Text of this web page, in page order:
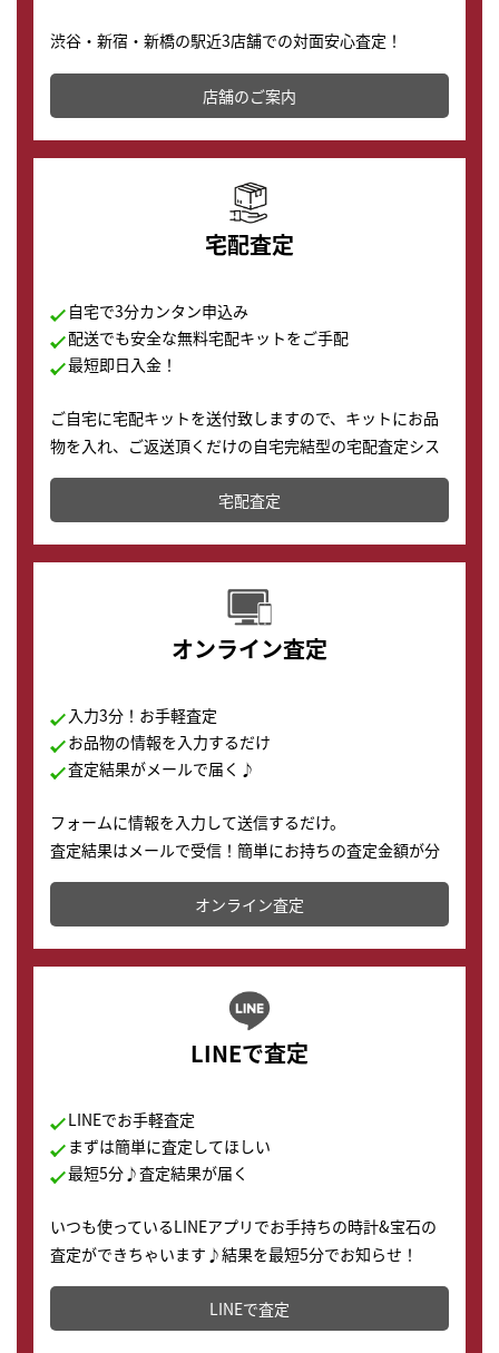
渋谷・新宿・新橋の駅近3店舗での対面安心査定！
その場で現金買取致します。渋谷本店では、時計販売の
店舗を併設しており、下取りに出してお得に新しい時計
の購入もできます♪
店舗のご案内
宅配査定
自宅で3分カンタン申込み
配送でも安全な無料宅配キットをご手配
最短即日入金！
ご自宅に宅配キットを送付致しますので、キットにお品
物を入れ、ご返送頂くだけの自宅完結型の宅配査定シス
テムです。
配送でも簡単&安全に査定・買取に出すことが可能で
す。
宅配査定
オンライン査定
入力3分！お手軽査定
お品物の情報を入力するだけ
査定結果がメールで届く♪
フォームに情報を入力して送信するだけ。
査定結果はメールで受信！簡単にお持ちの査定金額が分
かります。
オンライン査定
LINEで査定
LINEでお手軽査定
まずは簡単に査定してほしい
最短5分♪査定結果が届く
いつも使っているLINEアプリでお手持ちの時計&宝石の
査定ができちゃいます♪結果を最短5分でお知らせ！
どこからでもすぐに査定金額を知ることが出来ます。
LINEで査定